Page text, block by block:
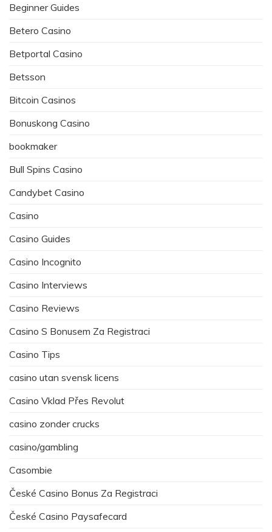
Beginner Guides
Betero Casino
Betportal Casino
Betsson
Bitcoin Casinos
Bonuskong Casino
bookmaker
Bull Spins Casino
Candybet Casino
Casino
Casino Guides
Casino Incognito
Casino Interviews
Casino Reviews
Casino S Bonusem Za Registraci
Casino Tips
casino utan svensk licens
Casino Vklad Přes Revolut
casino zonder crucks
casino/gambling
Casombie
České Casino Bonus Za Registraci
České Casino Paysafecard